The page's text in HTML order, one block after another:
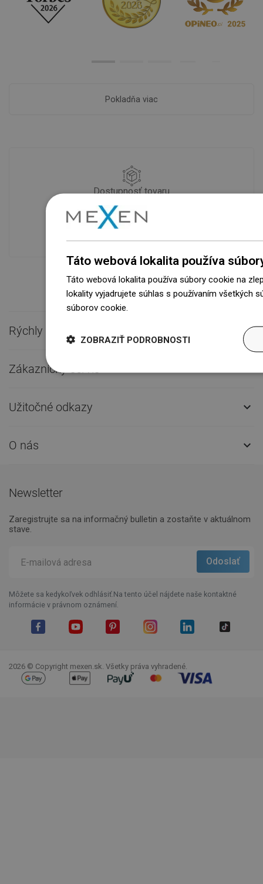
Pokladňa viac
Dostupnosť tovaru
Naše výrobky na vás čakajú v
modernom sklade.Vždy pripravený na
prepravu!
Rýchly kontakt 
Zákaznícky servis 
Užitočné odkazy 
O nás 
Newsletter
Zaregistrujte sa na informačný bulletin a zostaňte v aktuálnom
stave.
Môžete sa kedykoľvek odhlásiť.Na tento účel nájdete naše kontaktné
informácie v právnom oznámení.
2026 © Copyright mexen.sk. Všetky práva vyhradené.
Táto webová lokalita používa
Táto webová lokalita používa súbory cookie na
lokality vyjadrujete súhlas s používaním všetkých
súborov cookie.
ZOBRAZIŤ PODROBNOSTI